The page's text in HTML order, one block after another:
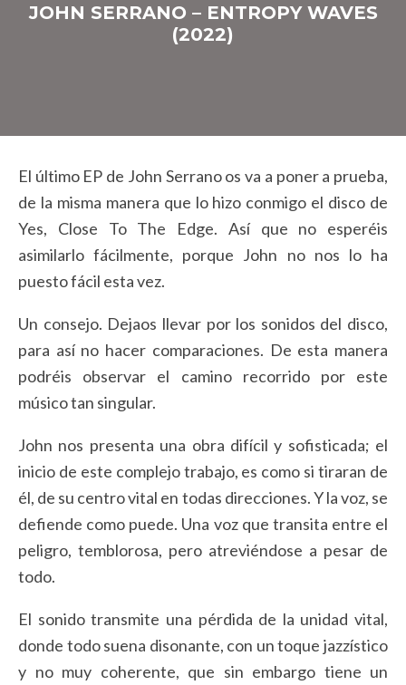
JOHN SERRANO – ENTROPY WAVES
(2022)
El último EP de John Serrano os va a poner a prueba,
de la misma manera que lo hizo conmigo el disco de
Yes, Close To The Edge. Así que no esperéis
asimilarlo fácilmente, porque John no nos lo ha
puesto fácil esta vez.
Un consejo. Dejaos llevar por los sonidos del disco,
para así no hacer comparaciones. De esta manera
podréis observar el camino recorrido por este
músico tan singular.
John nos presenta una obra difícil y sofisticada; el
inicio de este complejo trabajo, es como si tiraran de
él, de su centro vital en todas direcciones. Y la voz, se
defiende como puede. Una voz que transita entre el
peligro, temblorosa, pero atreviéndose a pesar de
todo.
El sonido transmite una pérdida de la unidad vital,
donde todo suena disonante, con un toque jazzístico
y no muy coherente, que sin embargo tiene un